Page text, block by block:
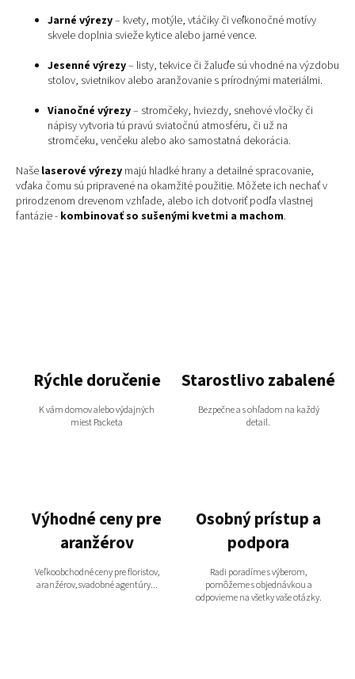
c
i
p
r
k
y
v
p
i
s
u
Jarné výrezy– kvety, motýle, vtáčiky či veľkonočné motívy
skvele doplnia svieže kytice alebo jarné vence.
Jesenné výrezy– listy, tekvice či žaluďe sú vhodné na výzdobu
stolov, svietnikov alebo aranžovanie s prírodnými materiálmi.
Vianočné výrezy– stromčeky, hviezdy, snehové vločky či
nápisy vytvoria tú pravú sviatočnú atmosféru, či už na
stromčeku, venčeku alebo ako samostatná dekorácia.
Naše laserové výrezy majú hladké hrany a detailné spracovanie,
vďaka čomu sú pripravené na okamžité použitie. Môžete ich nechať v
prirodzenom drevenom vzhľade, alebo ich dotvoriť podľa vlastnej
fantázie - kombinovať so sušenými kvetmi a machom.
Rýchle doručenie
K vám domov alebo výdajných
miest Packeta
Starostlivo zabalené
Bezpečne a s ohľadom na každý
detail.
Výhodné ceny pre
aranžérov
Veľkoobchodné ceny pre floristov,
aranžérov, svadobné agentúry...
Osobný prístup a
podpora
Radi poradíme s výberom,
pomôžeme s objednávkou a
odpovieme na všetky vaše otázky.